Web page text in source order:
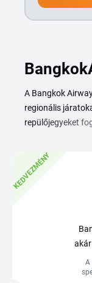
A Bangkok
regionális
repülőjegyeket
Airways
a foglalásodat.
kuponokat és
kosár megfelelő
be a
KEDVEZMÉNY
akár
A